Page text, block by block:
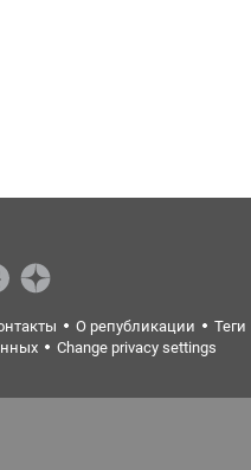
О републикации
Теги
Change privacy settings